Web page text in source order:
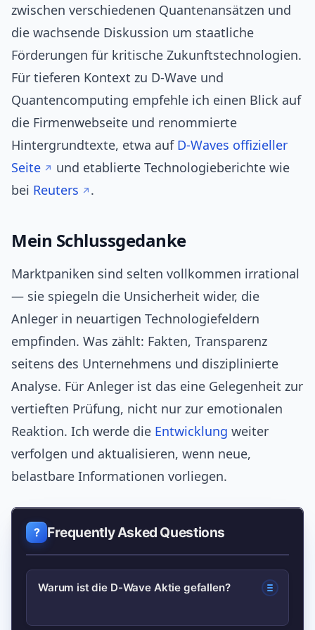
zwischen verschiedenen Quantenansätzen und
die wachsende Diskussion um staatliche
Förderungen für kritische Zukunftstechnologien.
Für tieferen Kontext zu D‑Wave und
Quantencomputing empfehle ich einen Blick auf
die Firmenwebseite und renommierte
Hintergrundtexte, etwa auf D‑Waves offizieller
Seite
und etablierte Technologieberichte wie
bei Reuters .
Mein Schlussgedanke
Marktpaniken sind selten vollkommen irrational
— sie spiegeln die Unsicherheit wider, die
Anleger in neuartigen Technologiefeldern
empfinden. Was zählt: Fakten, Transparenz
seitens des Unternehmens und disziplinierte
Analyse. Für Anleger ist das eine Gelegenheit zur
vertieften Prüfung, nicht nur zur emotionalen
Reaktion. Ich werde die Entwicklung weiter
verfolgen und aktualisieren, wenn neue,
belastbare Informationen vorliegen.
Frequently Asked Questions
Warum ist die D-Wave Aktie gefallen?